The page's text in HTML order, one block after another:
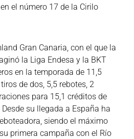
el número 17 de la Cirilo
Gran Canaria, con el que la
la Liga Endesa y la BKT
en la temporada de 11,5
de dos, 5,5 rebotes, 2
para 15,1 créditos de
su llegada a España ha
siendo el máximo
primera campaña con el Río